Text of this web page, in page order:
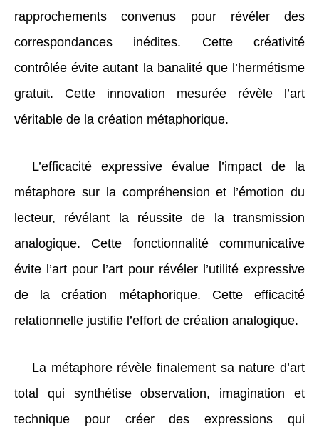
rapprochements convenus pour révéler des
correspondances inédites. Cette créativité
contrôlée évite autant la banalité que l’hermétisme
gratuit. Cette innovation mesurée révèle l’art
véritable de la création métaphorique.
L’efficacité expressive évalue l’impact de la
métaphore sur la compréhension et l’émotion du
lecteur, révélant la réussite de la transmission
analogique. Cette fonctionnalité communicative
évite l’art pour l’art pour révéler l’utilité expressive
de la création métaphorique. Cette efficacité
relationnelle justifie l’effort de création analogique.
La métaphore révèle finalement sa nature d’art
total qui synthétise observation, imagination et
technique pour créer des expressions qui